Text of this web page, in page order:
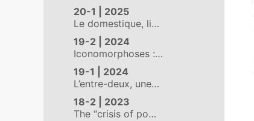
20-1 | 2025
Le domestique, li…
19-2 | 2024
Iconomorphoses :…
19-1 | 2024
L’entre-deux, une…
18-2 | 2023
The “crisis of po…